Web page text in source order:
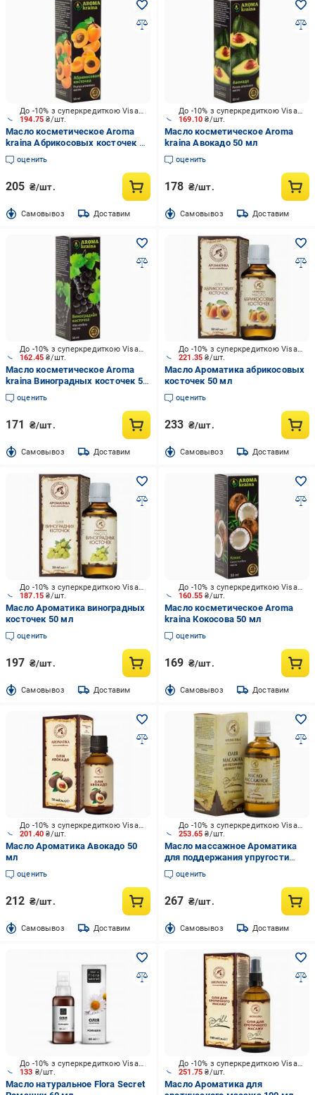
194.75₴/шт.
До -10% з суперкредиткою Visa Вигода
Масло косметическое Aroma
kraina Абрикосовых косточек 50
мл
оценить
205 ₴/шт.
Cамовывоз Доставим
169.10₴/шт.
До -10% з суперкредиткою Visa Вигода
Масло косметическое Aroma
kraina Авокадо 50 мл
оценить
178 ₴/шт.
Cамовывоз Доставим
162.45₴/шт.
До -10% з суперкредиткою Visa Вигода
Масло косметическое Aroma
kraina Виноградных косточек 50
мл
оценить
171 ₴/шт.
Cамовывоз Доставим
221.35₴/шт.
До -10% з суперкредиткою Visa Вигода
Масло Ароматика абрикосовых
косточек 50 мл
оценить
233 ₴/шт.
Cамовывоз Доставим
187.15₴/шт.
До -10% з суперкредиткою Visa Вигода
Масло Ароматика виноградных
косточек 50 мл
оценить
197 ₴/шт.
Cамовывоз Доставим
160.55₴/шт.
До -10% з суперкредиткою Visa Вигода
Масло косметическое Aroma
kraina Кокосова 50 мл
оценить
169 ₴/шт.
Cамовывоз Доставим
201.40₴/шт.
До -10% з суперкредиткою Visa Вигода
Масло Ароматика Авокадо 50
мл
оценить
212 ₴/шт.
Cамовывоз Доставим
253.65₴/шт.
До -10% з суперкредиткою Visa Вигода
Масло массажное Ароматика
для поддержания упругости
тела 100 мл
оценить
267 ₴/шт.
Cамовывоз Доставим
133 ₴/шт.
До -10% з суперкредиткою Visa Вигода
Масло натуральное Flora Secret
251.75₴/шт.
До -10% з суперкредиткою Visa Вигода
Масло Ароматика для